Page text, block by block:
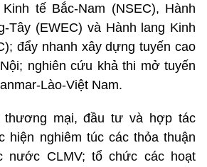
tế Bắc-Nam (NSEC), Hành
Tây (EWEC) và Hành lang Kinh
đẩy nhanh xây dựng tuyến cao
nghiên cứu khả thi mở tuyến
Lào-Việt Nam.
mại, đầu tư và hợp tác
hiện nghiêm túc các thỏa thuận
nước CLMV; tổ chức các hoạt